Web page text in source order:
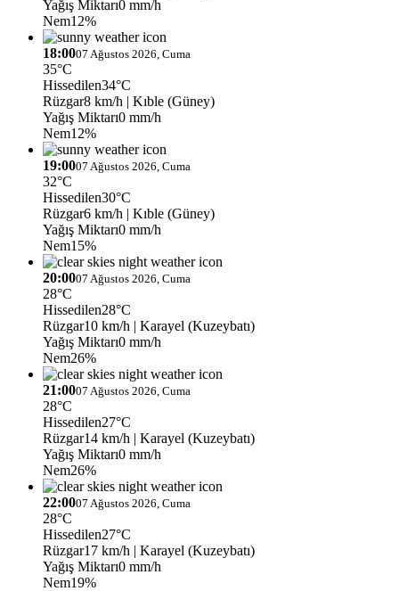
Yağış Miktarı0 mm/h
Nem12%
18:0007 Ağustos 2026, Cuma
35°C
Hissedilen34°C
Rüzgar8 km/h | Kıble (Güney)
Yağış Miktarı0 mm/h
Nem12%
19:0007 Ağustos 2026, Cuma
32°C
Hissedilen30°C
Rüzgar6 km/h | Kıble (Güney)
Yağış Miktarı0 mm/h
Nem15%
20:0007 Ağustos 2026, Cuma
28°C
Hissedilen28°C
Rüzgar10 km/h | Karayel (Kuzeybatı)
Yağış Miktarı0 mm/h
Nem26%
21:0007 Ağustos 2026, Cuma
28°C
Hissedilen27°C
Rüzgar14 km/h | Karayel (Kuzeybatı)
Yağış Miktarı0 mm/h
Nem26%
22:0007 Ağustos 2026, Cuma
28°C
Hissedilen27°C
Rüzgar17 km/h | Karayel (Kuzeybatı)
Yağış Miktarı0 mm/h
Nem19%